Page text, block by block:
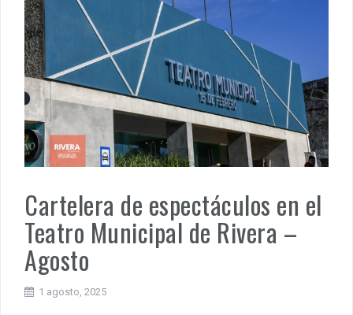
Cartelera de espectáculos en el
Teatro Municipal de Rivera –
Agosto
1 agosto, 2025